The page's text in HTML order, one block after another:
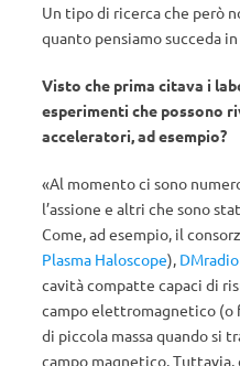
Un tipo di ricerca che però
quanto pensiamo succeda
Visto che prima citava i
esperimenti che possono
acceleratori, ad esempio?
«Al momento ci sono
l’assione e altri che sono
Come, ad esempio, il
Plasma Haloscope), DMradio
cavità compatte capaci di
campo elettromagnetico (o
di piccola massa quando si
campo magnetico.